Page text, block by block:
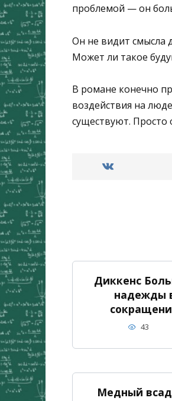
проблемой — он
Он не видит смысла
Может ли такое
В романе конечно
воздействия на
существуют. Просто
Диккенс
надежды
43
Медный